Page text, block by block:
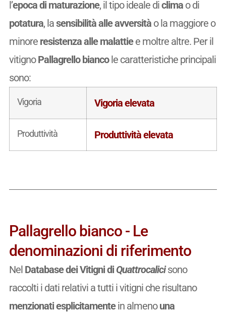
l’epoca di maturazione, il tipo ideale diclimao di
potatura, lasensibilità alle avversitào la maggiore o
minore resistenza alle malattiee moltre altre. Per il
vitignoPallagrello biancole caratteristiche principali
sono:
Vigoria Vigoria elevata
Produttività Produttività elevata
Pallagrello bianco - Le
denominazioni di riferimento
Nel Database dei Vitigni diQuattrocalicisono
raccolti i dati relativi a tutti i vitigni che risultano
menzionati esplicitamentein almenouna